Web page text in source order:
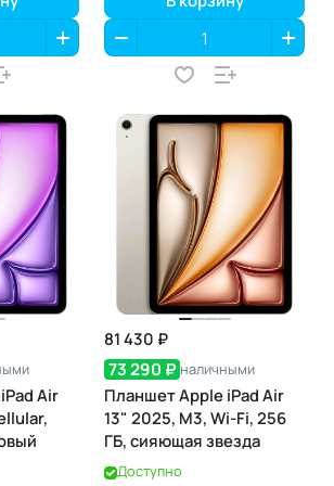
Air
81 430 ₽
73 290 ₽ наличными
Планшет Apple iPad Air
13" 2025, M3, Wi-Fi, 256
ГБ, сияющая звезда
Доступно